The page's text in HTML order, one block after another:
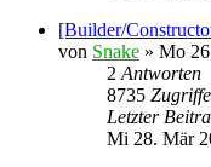
[Builder/
von Snake » Mo
2 Antworten
8735 Zugriffe
Letzter
Mi 28. Mär